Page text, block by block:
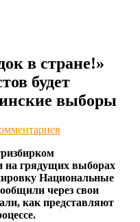
в стране!»
будет
выборы
на грядущих выборах
Национальные
через свои
как представляют